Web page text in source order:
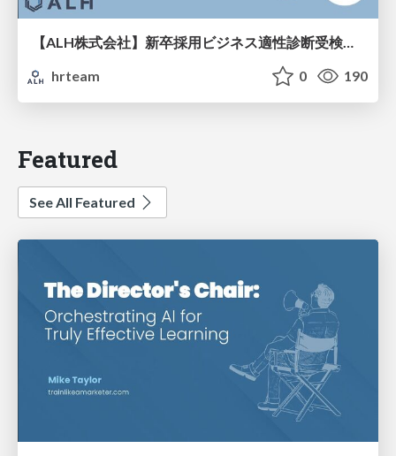
【ALH株式会社】新卒採用ビジネス適性診断受検手引き
hrteam
0 190
Featured
See All Featured